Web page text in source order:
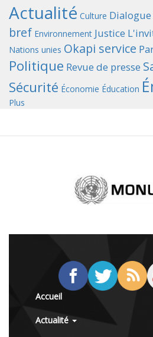
Actualité Culture
bref Environnement Justice
Nations unies Okapi service
Politique Revue de presse
Sécurité Économie Éducation
Plus
Accueil
Actualité